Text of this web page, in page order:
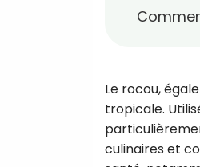
Le rocou,
tropicale.
culinaires et